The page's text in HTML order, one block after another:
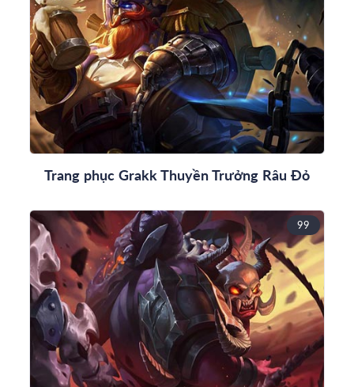
Trang phục Grakk Thuyền Trưởng Râu Đỏ
99